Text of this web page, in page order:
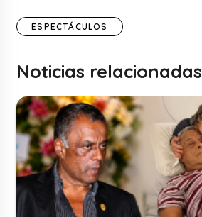
ESPECTÁCULOS
Noticias relacionadas